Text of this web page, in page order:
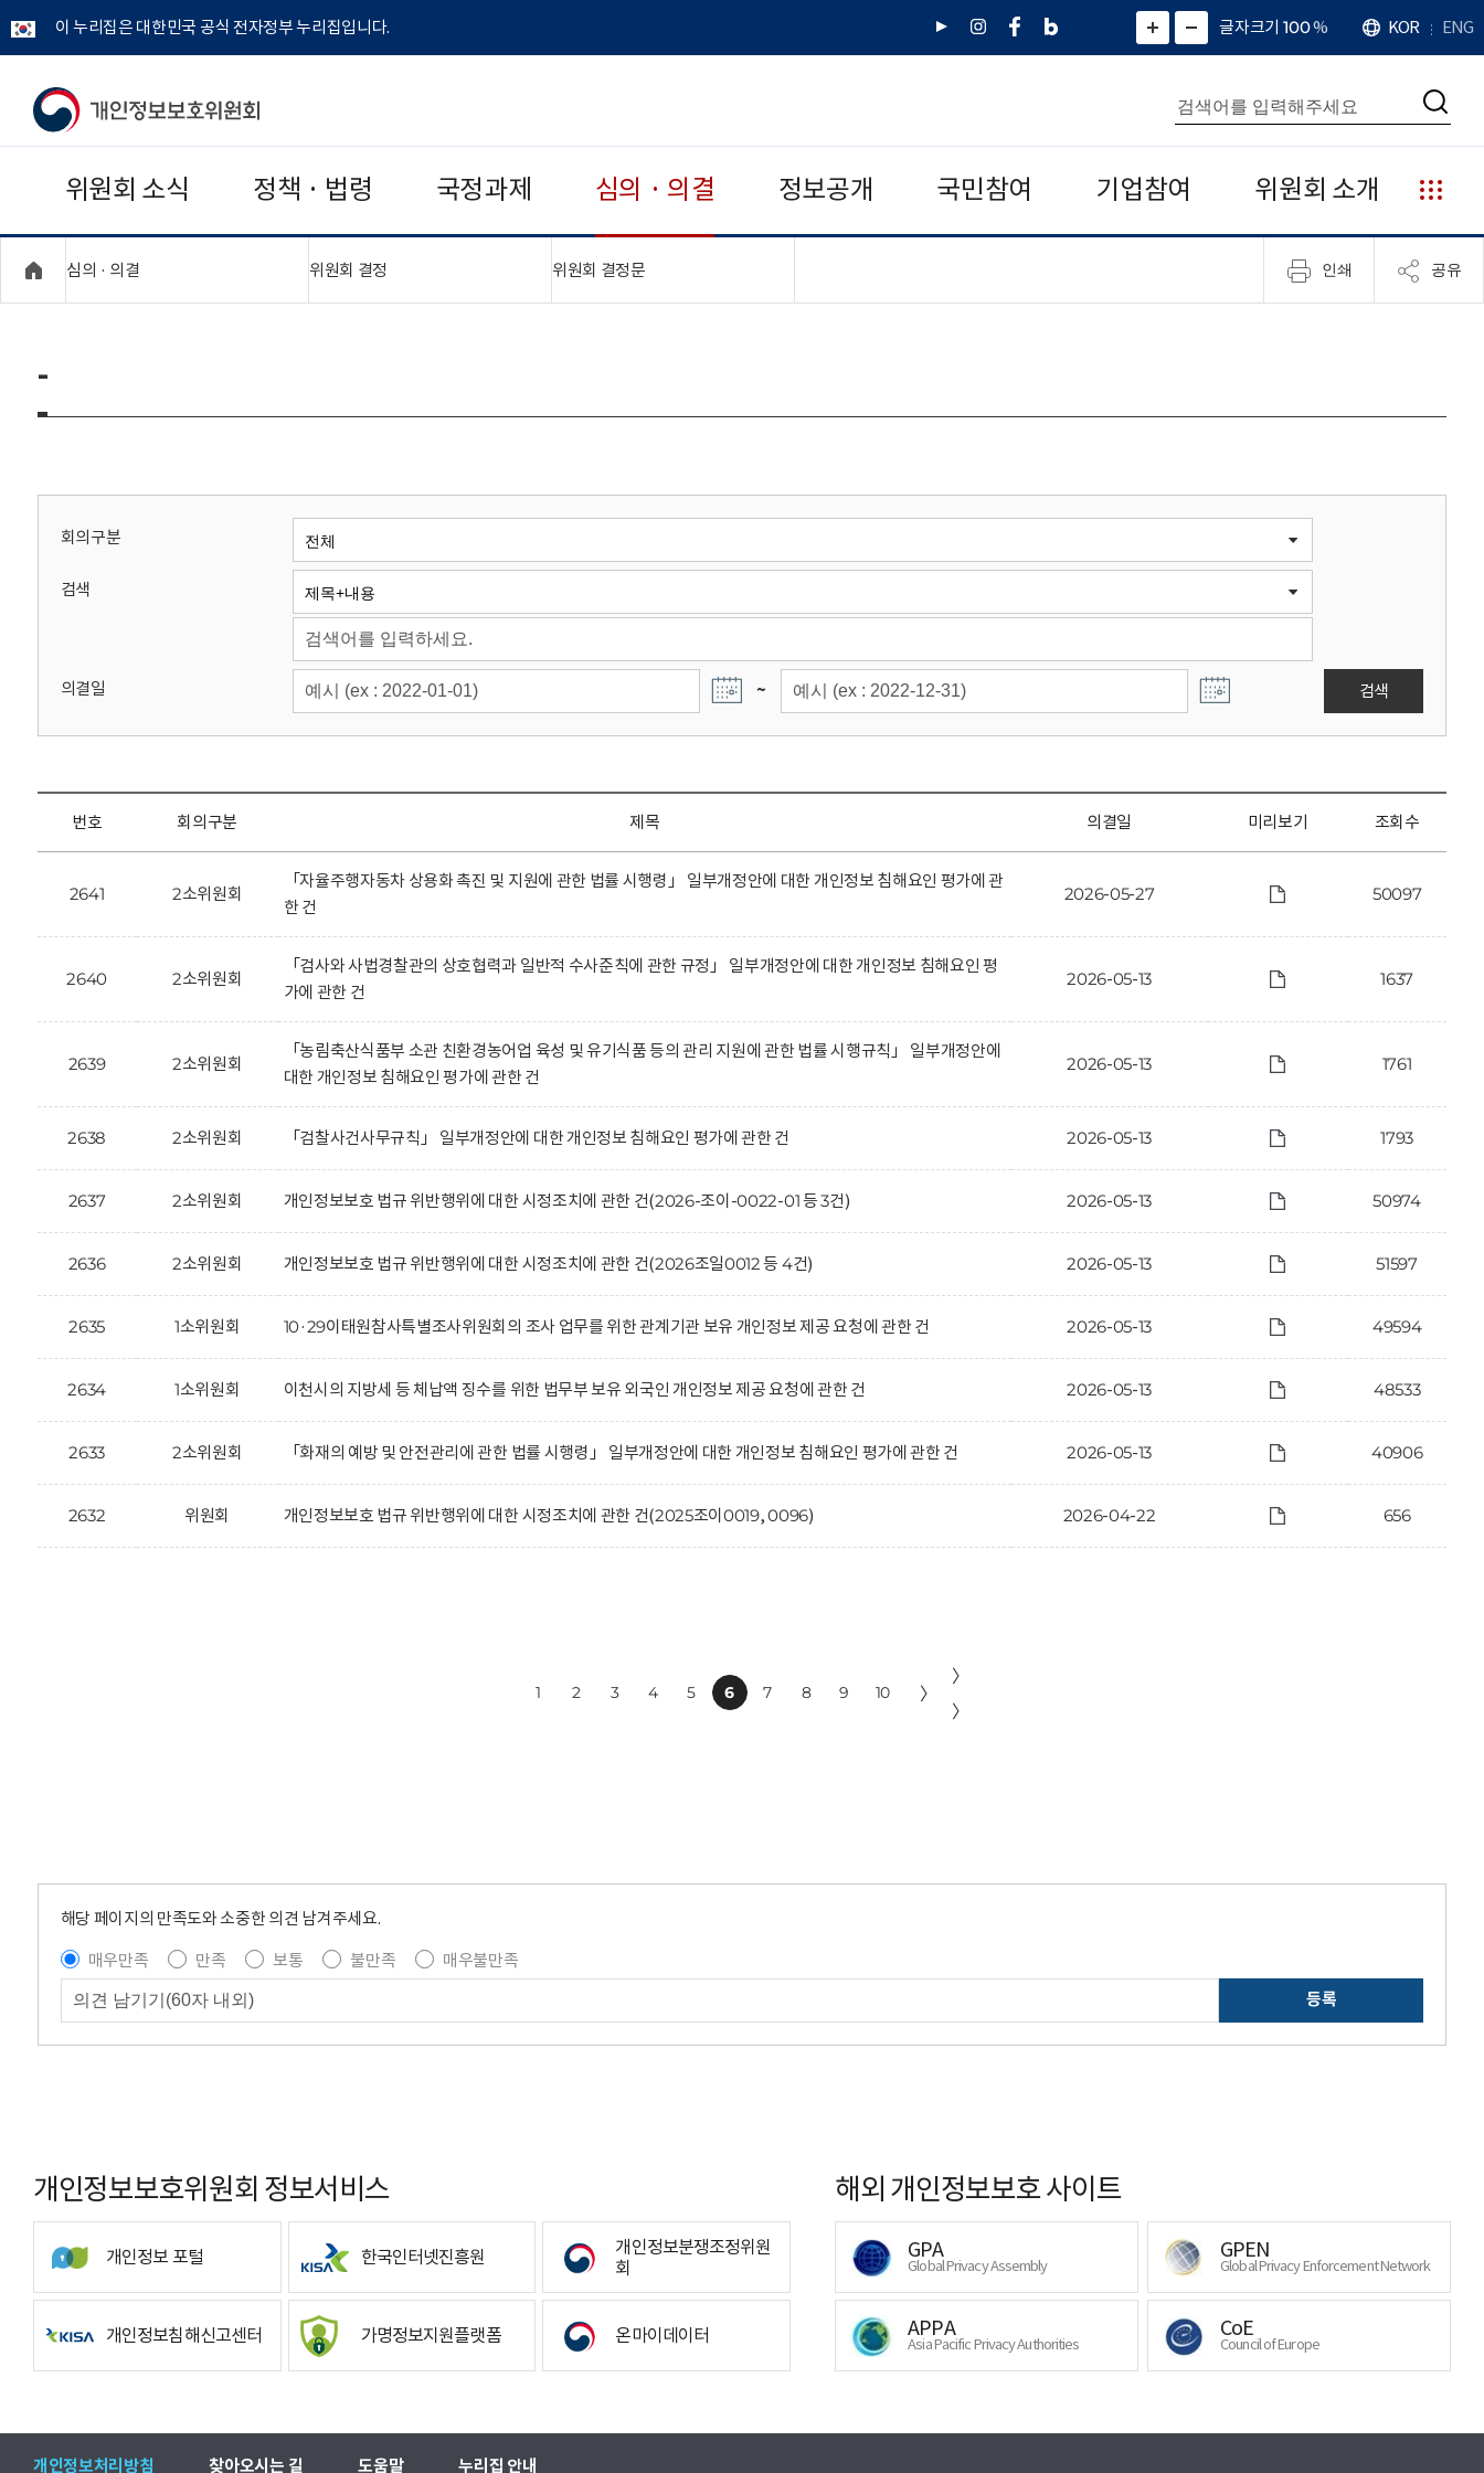
이 누리집은 대한민국 공식 전자정부 누리집입니다.
유
인
페
네
그
)
화
면
면
소
확
대
치
글자크기 100%
언
어
KOR ENG
개
보
보
위
회
통
합
검
색
검
위원회 소식 정책 · 법령 국정과제 심의 · 의결 정보공개 국민참여 기업참여 위원회 소개
누
리
집
안
심의 · 의결 위원회 결정 위원회 결정문"접기,펼치기" 인쇄 공유
-
회의구분
검색
의결일 ~ 검색
번호 회의구분 제목 의결일 미리보기 조회수
2641 2소위원회
「자율주행자동차 상용화 촉진 및 지원에 관한 법률 시행령」 일부개정안에 대한 개인정보 침해요인 평가에 관
한 건
2026-05-27 50097
2640 2소위원회
「검사와 사법경찰관의 상호협력과 일반적 수사준칙에 관한 규정」 일부개정안에 대한 개인정보 침해요인 평
가에 관한 건
2026-05-13 1637
2639 2소위원회
「농림축산식품부 소관 친환경농어업 육성 및 유기식품 등의 관리 지원에 관한 법률 시행규칙」 일부개정안에
대한 개인정보 침해요인 평가에 관한 건
2026-05-13 1761
2638 2소위원회 「검찰사건사무규칙」 일부개정안에 대한 개인정보 침해요인 평가에 관한 건 2026-05-13 1793
2637 2소위원회 개인정보보호 법규 위반행위에 대한 시정조치에 관한 건(2026-조이-0022-01 등 3건) 2026-05-13 50974
2636 2소위원회 개인정보보호 법규 위반행위에 대한 시정조치에 관한 건(2026조일0012 등 4건) 2026-05-13 51597
2635 1소위원회 10·29이태원참사특별조사위원회의 조사 업무를 위한 관계기관 보유 개인정보 제공 요청에 관한 건 2026-05-13 49594
2634 1소위원회 이천시의 지방세 등 체납액 징수를 위한 법무부 보유 외국인 개인정보 제공 요청에 관한 건 2026-05-13 48533
2633 2소위원회 「화재의 예방 및 안전관리에 관한 법률 시행령」 일부개정안에 대한 개인정보 침해요인 평가에 관한 건 2026-05-13 40906
2632 위원회 개인정보보호 법규 위반행위에 대한 시정조치에 관한 건(2025조이0019, 0096) 2026-04-22 656
1 2 3 4 5 6 7 8 9 10 〉
〉
〉
해당 페이지의 만족도와 소중한 의견 남겨주세요.
매우만족
만족 보통 불만족
매우불만족
등록
개인정보보호위원회 정보서비스
개인정보 포털 한국인터넷진흥원
개인정보분쟁조정위원
회
개인정보침해신고센터 가명정보지원플랫폼 온마이데이터
해외 개인정보보호 사이트
GPA
Global Privacy Assembly
GPEN
Global Privacy Enforcement Network
APPA
Asia Pacific Privacy Authorities
CoE
Council of Europe
개인정보처리방침 찾아오시는 길 도움말 누리집 안내